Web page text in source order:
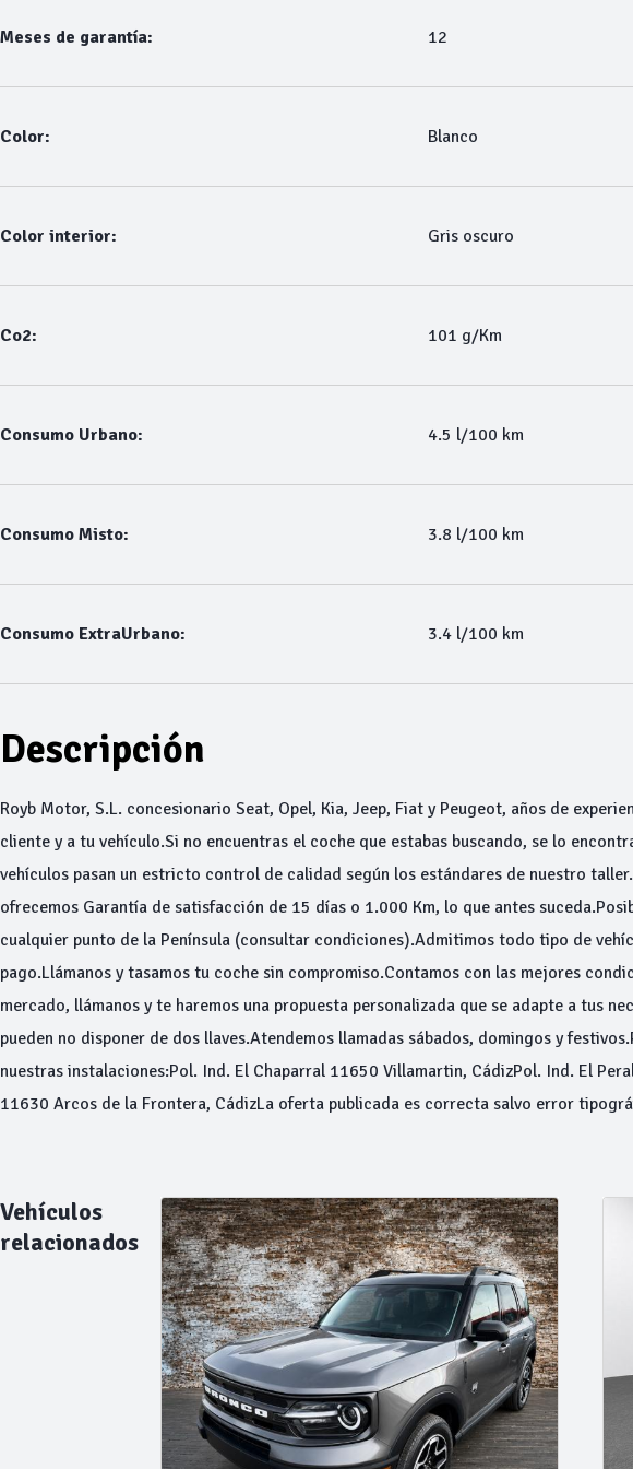
Meses de garantía: 12
Color: Blanco
Color interior: Gris oscuro
Co2: 101 g/Km
Consumo Urbano: 4.5 l/100 km
Consumo Misto: 3.8 l/100 km
Consumo ExtraUrbano: 3.4 l/100 km
Descripción
Royb Motor, S.L. concesionario Seat, Opel, Kia, Jeep, Fiat y Peugeot, años de
cliente y a tu vehículo.Si no encuentras el coche que estabas buscando, se lo
vehículos pasan un estricto control de calidad según los estándares de nuestro
ofrecemos Garantía de satisfacción de 15 días o 1.000 Km, lo que antes
cualquier punto de la Península (consultar condiciones).Admitimos todo tipo de
pago.Llámanos y tasamos tu coche sin compromiso.Contamos con las mejores
mercado, llámanos y te haremos una propuesta personalizada que se adapte a tus
pueden no disponer de dos llaves.Atendemos llamadas sábados, domingos y
nuestras instalaciones:Pol. Ind. El Chaparral 11650 Villamartin, CádizPol. Ind. El
11630 Arcos de la Frontera, CádizLa oferta publicada es correcta salvo error
Vehículos
relacionados